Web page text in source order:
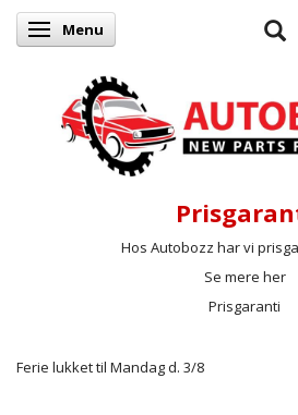
Skifte navigation
Menu
Hos Autobozz har vi
Se mere her
Prisgaranti
Ferie lukket til Mandag d. 3/8